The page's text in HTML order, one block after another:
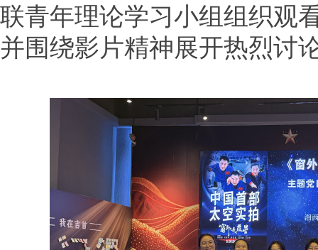
联青年理论学习小组组织观
并围绕影片精神展开热烈讨